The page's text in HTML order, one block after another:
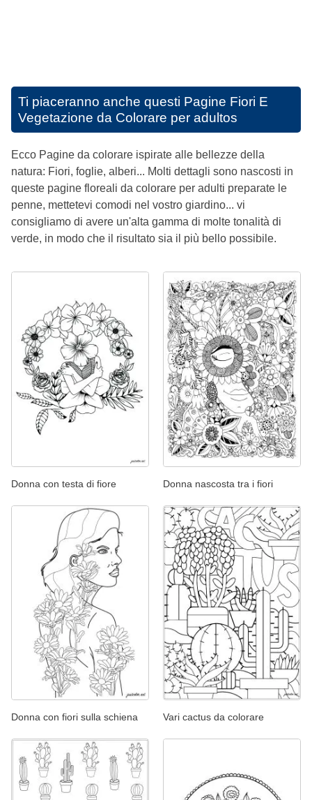
Ti piaceranno anche questi Pagine Fiori E
Vegetazione da Colorare per adultos
Ecco Pagine da colorare ispirate alle bellezze della
natura: Fiori, foglie, alberi... Molti dettagli sono nascosti in
queste pagine floreali da colorare per adulti preparate le
penne, mettetevi comodi nel vostro giardino... vi
consigliamo di avere un'alta gamma di molte tonalità di
verde, in modo che il risultato sia il più bello possibile.
Donna con testa di fiore Donna nascosta tra i fiori
Donna con fiori sulla schiena Vari cactus da colorare